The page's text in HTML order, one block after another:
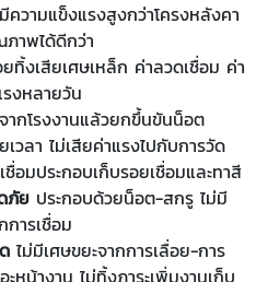
มีความแข็งแรงสูงกว่าโครงหลังคา
าพได้ดีกว่า
ยทิ้งเสียเศษเหล็ก ค่าลวดเชื่อม ค่า
งหลายวัน
ากโรงงานแล้วยกขึ้นขันน็อต
เวลา ไม่เสียค่าแรงไปกับการวัด
อมประกอบเก็บรอยเชื่อมและทาสี
ภัย ประกอบด้วยน็อต-สกรู ไม่มี
การเชื่อม
ไม่มีเศษขยะจากการเลื่อย-การ